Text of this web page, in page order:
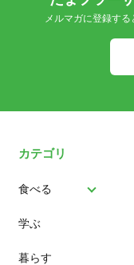
メルマガに登録す
カテゴリ
食べる
パン
スイーツ
学ぶ
暮らす